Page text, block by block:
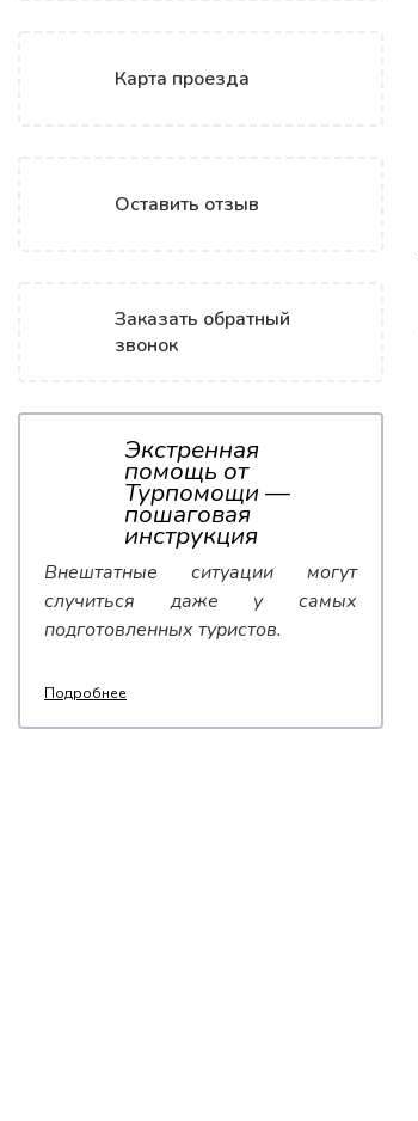
Карта проезда
Оставить отзыв
Заказать обратный
звонок
Экстренная
помощь от
Турпомощи —
пошаговая
инструкция
Внештатные ситуации могут
случиться даже у самых
подготовленных туристов.
Подробнее